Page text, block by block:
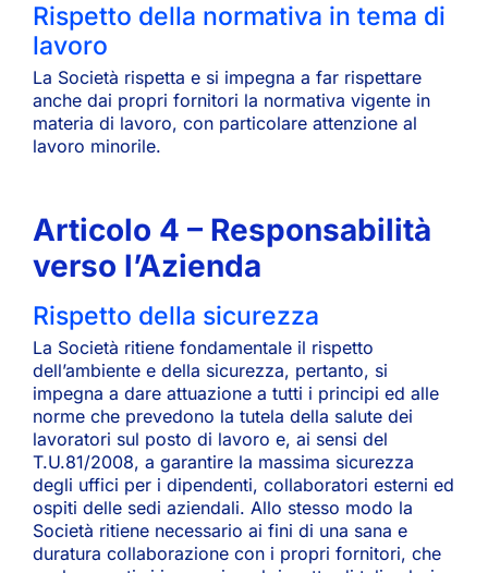
Rispetto della normativa in tema di
lavoro
La Società rispetta e si impegna a far rispettare
anche dai propri fornitori la normativa vigente in
materia di lavoro, con particolare attenzione al
lavoro minorile.
Articolo 4 – Responsabilità
verso l’Azienda
Rispetto della sicurezza
La Società ritiene fondamentale il rispetto
dell’ambiente e della sicurezza, pertanto, si
impegna a dare attuazione a tutti i principi ed alle
norme che prevedono la tutela della salute dei
lavoratori sul posto di lavoro e, ai sensi del
T.U.81/2008, a garantire la massima sicurezza
degli uffici per i dipendenti, collaboratori esterni ed
ospiti delle sedi aziendali. Allo stesso modo la
Società ritiene necessario ai fini di una sana e
duratura collaborazione con i propri fornitori, che